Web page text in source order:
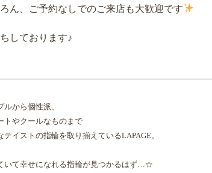
ん、ご予約なしでのご来店も大歓迎です
しております♪
ルから個性派、
トやクールなものまで
テイストの指輪を取り揃えているLAPAGE。
いて幸せになれる指輪が見つかるはず…☆